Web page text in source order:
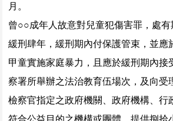
月。
曾○○成年人故意對兒童犯傷害罪，處有
緩刑肆年，緩刑期內付保護管束，並應
甲童實施家庭暴力，且應於緩刑期內接
察署所舉辦之法治教育伍場次，及向受
檢察官指定之政府機關、政府機構、行
符合公益目的之機構或團體，提供捌拾